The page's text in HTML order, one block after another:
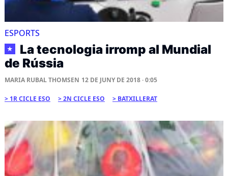
ESPORTS
★
La tecnologia irromp al Mundial
de Rússia
MARIA RUBAL THOMSEN 12 DE JUNY DE 2018 · 0:05
1R CICLE ESO 2N CICLE ESO BATXILLERAT